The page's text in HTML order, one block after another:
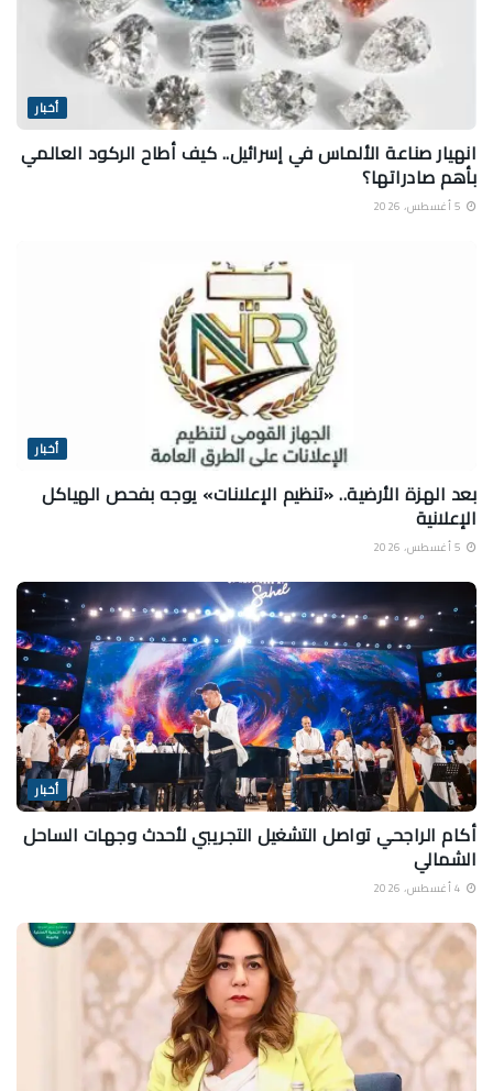
أخبار
انهيار صناعة الألماس في إسرائيل.. كيف أطاح الركود العالمي
بأهم صادراتها؟
أخبار
بعد الهزة الأرضية.. «تنظيم الإعلانات» يوجه بفحص الهياكل
الإعلانية
أخبار
أكام الراجحي تواصل التشغيل التجريبي لأحدث وجهات الساحل
الشمالي